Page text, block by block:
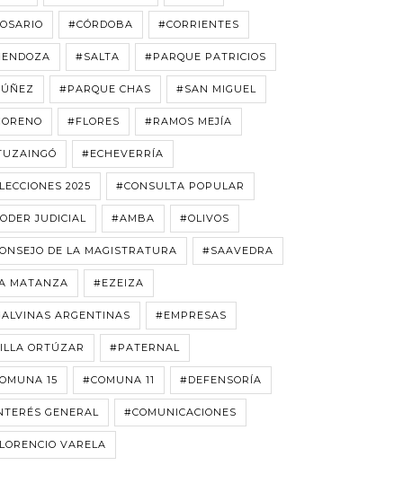
#CÓRDOBA #CORRIENTES
#SALTA #PARQUE PATRICIOS
#PARQUE CHAS #SAN MIGUEL
#FLORES #RAMOS MEJÍA
#ECHEVERRÍA
2025 #CONSULTA POPULAR
JUDICIAL #AMBA #OLIVOS
DE LA MAGISTRATURA #SAAVEDRA
MATANZA #EZEIZA
ARGENTINAS #EMPRESAS
ORTÚZAR #PATERNAL
15 #COMUNA 11 #DEFENSORÍA
GENERAL #COMUNICACIONES
VARELA